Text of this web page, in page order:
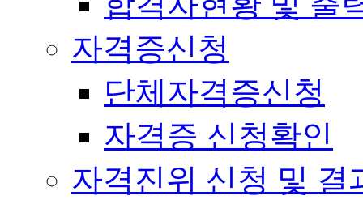
자격증신청
단체자격증신청
자격증 신청확인
자격진위 신청 및 결